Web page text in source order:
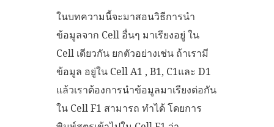
ในบทความนี้จะมาสอนวิธีการนำ
ข้อมูลจาก Cell อื่นๆ มาเรียงอยู่ ใน
Cell เดียวกัน ยกตัวอย่างเช่น ถ้าเรามี
ข้อมูล อยู่ใน Cell A1 , B1, C1และ D1
แล้วเราต้องการนำข้อมูลมาเรียงต่อกัน
ใน Cell F1 สามารถ ทำได้ โดยการ